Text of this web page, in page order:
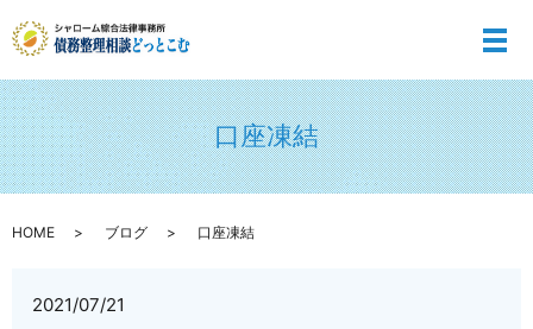
メ
口座凍結
HOME ブログ 口座凍結
2021/07/21